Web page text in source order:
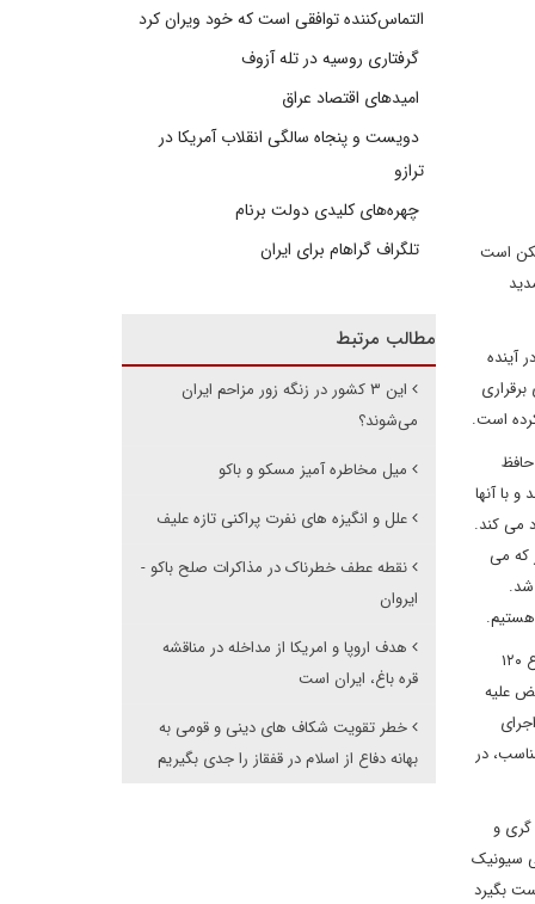
است
آینده
است.
با آنها
می کند.
که می
شد.
هستیم.
با توجه به سیر تحولات در قفقاز جنوبی، ضروری است جمهوری اسلامی ایران سکوت خود در برابر توطئه باکو برای نسل کشی و پاکسازی قومی قریب الوقوع ۱۲۰
علیه
پاسخ مناسب، در
گری و
سیونیک
بگیرد
التماس‌کننده توافقی است که خود ویران کرد
گرفتاری روسیه در تله آزوف
امیدهای اقتصاد عراق
دویست و پنجاه سالگی انقلاب آمریکا در
ترازو
چهره‌های کلیدی دولت برنام
تلگراف گراهام برای ایران
مطالب مرتبط
این ۳ کشور در زنگه زور مزاحم ایران
می‌شوند؟
میل مخاطره آمیز مسکو و باکو
علل و انگیزه های نفرت پراکنی تازه علیف
نقطه عطف خطرناک در مذاکرات صلح باکو -
ایروان
هدف اروپا و امریکا از مداخله در مناقشه
قره باغ، ایران است
خطر تقویت شکاف های دینی و قومی به
بهانه دفاع از اسلام در قفقاز را جدی بگیریم